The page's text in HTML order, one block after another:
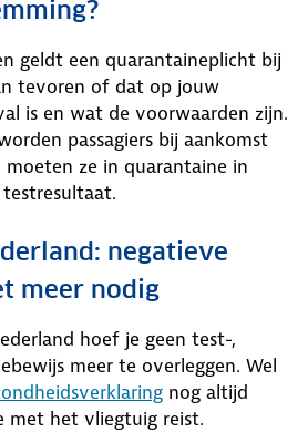
geldt een quarantaineplicht bij
tevoren of dat op jouw
is en wat de voorwaarden zijn.
passagiers bij aankomst
ze in quarantaine in
negatieve
meer nodig
hoef je geen test-,
meer te overleggen. Wel
nog altijd
met het vliegtuig reist.